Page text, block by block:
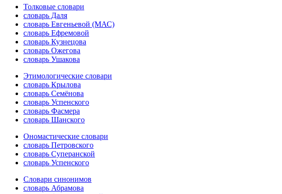
Толковые словари
словарь Даля
словарь Евгеньевой (МАС)
словарь Ефремовой
словарь Кузнецова
словарь Ожегова
словарь Ушакова
Этимологические словари
словарь Крылова
словарь Семёнова
словарь Успенского
словарь Фасмера
словарь Шанского
Ономастические словари
словарь Петровского
словарь Суперанской
словарь Успенского
Словари синонимов
словарь Абрамова